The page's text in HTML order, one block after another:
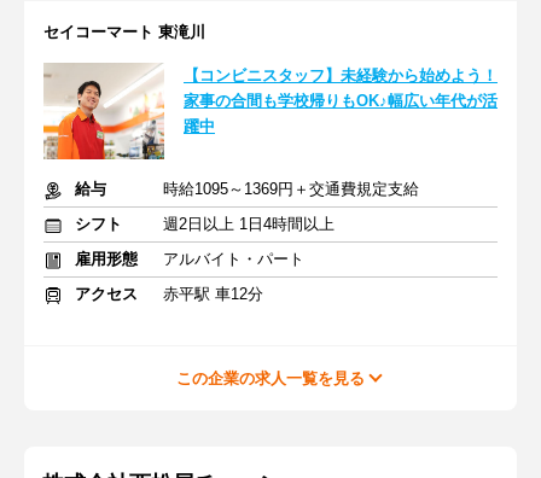
セイコーマート 東滝川
【コンビニスタッフ】未経験から始めよう！
家事の合間も学校帰りもOK♪幅広い年代が活
躍中
給与
時給1095～1369円＋交通費規定支給
シフト
週2日以上 1日4時間以上
雇用形態
アルバイト・パート
アクセス
赤平駅 車12分
この企業の求人一覧を見る